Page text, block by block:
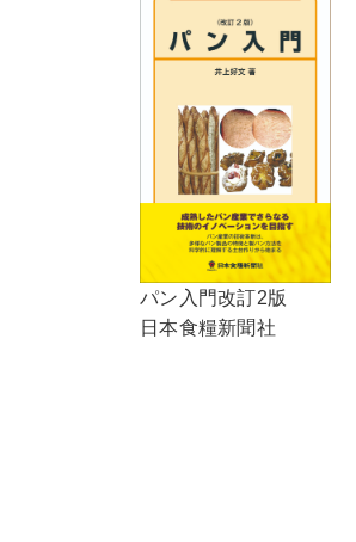
パン入門改訂2版
日本食糧新聞社